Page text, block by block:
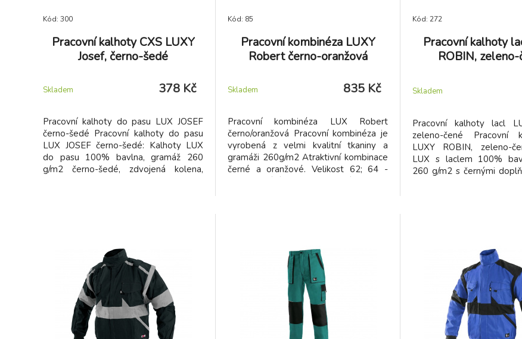
Kód: 300
Pracovní kalhoty CXS LUXY
Josef, černo-šedé
Skladem 378 Kč
Pracovní kalhoty do pasu LUX JOSEF
černo-šedé Pracovní kalhoty do pasu
LUX JOSEF černo-šedé: Kalhoty LUX
do pasu 100% bavlna, gramáž 260
g/m2 černo-šedé, zdvojená kolena,
Kód: 85
Pracovní kombinéza LUXY
Robert černo-oranžová
Skladem 835 Kč
Pracovní kombinéza LUX Robert
černo/oranžová Pracovní kombinéza je
vyrobená z velmi kvalitní tkaniny a
gramáži 260g/m2 Atraktivní kombinace
černé a oranžové. Velikost 62; 64 -
Kód: 272
Pracovní kalhoty
ROBIN,
Skladem
Pracovní kalhoty lacl
zeleno-čené Pracovní
LUXY ROBIN, zeleno-
LUX s laclem 100%
260 g/m2 s černými